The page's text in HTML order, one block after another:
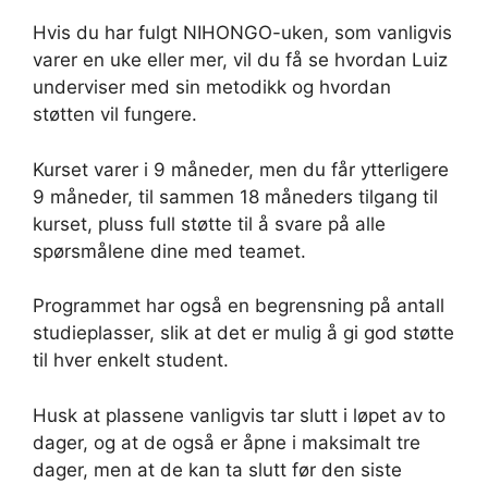
Hvis du har fulgt NIHONGO-uken, som vanligvis
varer en uke eller mer, vil du få se hvordan Luiz
underviser med sin metodikk og hvordan
støtten vil fungere.
Kurset varer i 9 måneder, men du får ytterligere
9 måneder, til sammen 18 måneders tilgang til
kurset, pluss full støtte til å svare på alle
spørsmålene dine med teamet.
Programmet har også en begrensning på antall
studieplasser, slik at det er mulig å gi god støtte
til hver enkelt student.
Husk at plassene vanligvis tar slutt i løpet av to
dager, og at de også er åpne i maksimalt tre
dager, men at de kan ta slutt før den siste